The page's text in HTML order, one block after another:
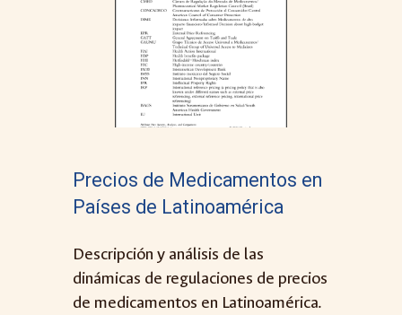
Precios de Medicamentos en
Países de Latinoamérica
Descripción y análisis de las
dinámicas de regulaciones de precios
de medicamentos en Latinoamérica.